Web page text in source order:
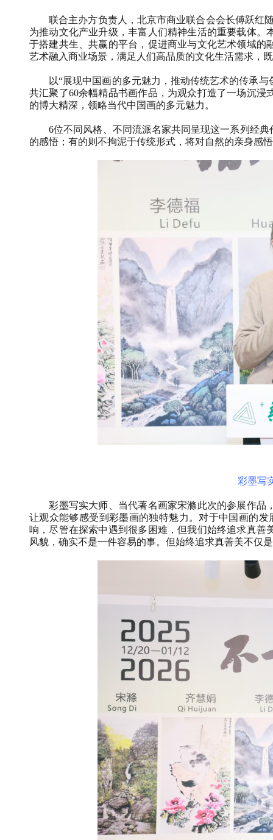
联合主办方负责人，北京市商业联合会会长傅跃红
为推动文化产业升级，丰富人们精神生活的重要载体
于搭建共生、共赢的平台，促进商业与文化艺术领域
艺术融入商业场景，满足人们高品质的文化生活需求，
以“展现中国画的多元魅力，推动传统艺术的传承
共汇聚了60余幅精品书画作品，为观众打造了一场沉浸
的博大精深，领略当代中国画的多元魅力。
6位不同风格、不同流派名家共同呈现这一系列经
的感悟；有的则不拘泥于传统形式，将对自然的亲身感
彩墨写
彩墨写实大师、当代著名画家宋滌此次的参展作
让观众能够感受到彩墨画的独特魅力。对于中国画的
响，尽管在探索中遇到很多困难，但我们始终追求真
风貌，确实不是一件容易的事。但始终追求真善美不仅